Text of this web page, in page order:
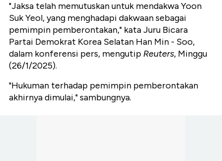
"Jaksa telah memutuskan untuk mendakwa Yoon
Suk Yeol, yang menghadapi dakwaan sebagai
pemimpin pemberontakan," kata Juru Bicara
Partai Demokrat Korea Selatan Han Min - Soo,
dalam konferensi pers, mengutip Reuters, Minggu
(26/1/2025).
"Hukuman terhadap pemimpin pemberontakan
akhirnya dimulai," sambungnya.